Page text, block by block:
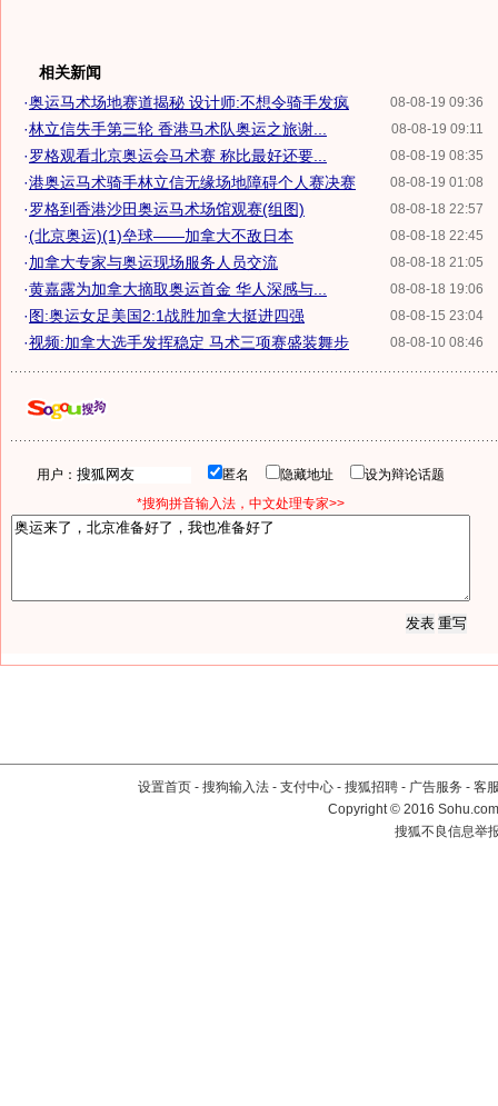
相关新闻
08-08-19 09:36
·奥运马术场地赛道揭秘 设计师:不想令骑手发疯
08-08-19 09:11
·林立信失手第三轮 香港马术队奥运之旅谢...
08-08-19 08:35
·罗格观看北京奥运会马术赛 称比最好还要...
08-08-19 01:08
·港奥运马术骑手林立信无缘场地障碍个人赛决赛
08-08-18 22:57
·罗格到香港沙田奥运马术场馆观赛(组图)
08-08-18 22:45
·(北京奥运)(1)垒球——加拿大不敌日本
08-08-18 21:05
·加拿大专家与奥运现场服务人员交流
08-08-18 19:06
·黄嘉露为加拿大摘取奥运首金 华人深感与...
08-08-15 23:04
·图:奥运女足美国2:1战胜加拿大挺进四强
08-08-10 08:46
·视频:加拿大选手发挥稳定 马术三项赛盛装舞步
用户： 匿名 隐藏地址
设为辩论话题
*搜狗拼音输入法，中文处理专家>>
设置首页 - 搜狗输入法 - 支付中心 - 搜狐招聘 - 广告服务 - 客
Copyright©2016
搜狐不良信息举